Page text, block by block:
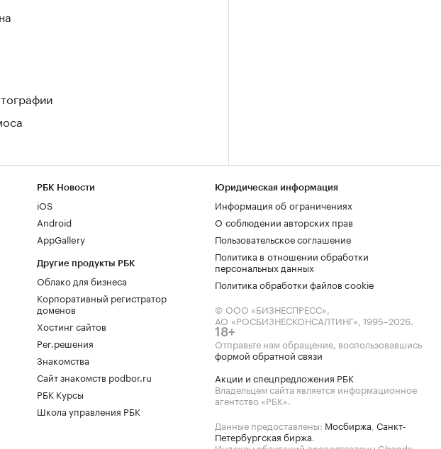
РБК Новости
iOS
Android
AppGallery
Другие продукты РБК
Облако для бизнеса
Корпоративный регистратор
доменов
Хостинг сайтов
Рег.решения
Знакомства
Сайт знакомств podbor.ru
РБК Курсы
Школа управления РБК
Юридическая информация
Информация об ограничениях
О соблюдении авторских прав
Пользовательское соглашение
Политика в отношении обработки
персональных данных
Политика обработки файлов cookie
© ООО «БИЗНЕСПРЕСС»,
АО «РОСБИЗНЕСКОНСАЛТИНГ», 1995–2026.
18+
Отправьте нам обращение, воспользовавшись
формой обратной связи
Акции и спецпредложения РБК
Владельцем сайта является информационное
агентство «РБК».
Данные предоставлены: Мосбиржа, Санкт-
Петербургская биржа.